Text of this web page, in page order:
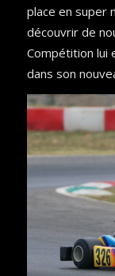
place en super
découvrir de
Compétition lui
dans son